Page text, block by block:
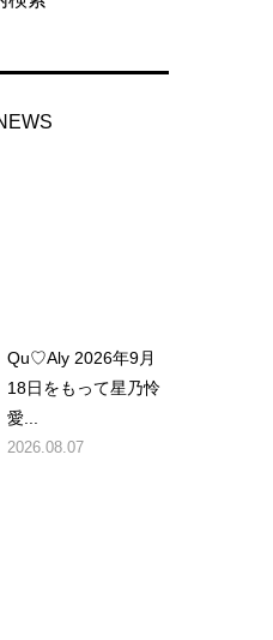
Qu♡Aly 2026年9月
18日をもって星乃怜
愛...
2026.08.07